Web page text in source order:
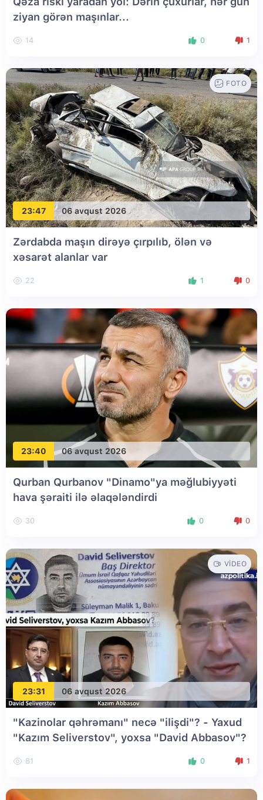
ziyan görən maşınlar...
14 0 1
23:47 06 avqust 2026
FOTO
Zərdabda maşın dirəyə çırpılıb, ölən və
xəsarət alanlar var
22 1 0
23:40 06 avqust 2026
Qurban Qurbanov "Dinamo"ya məğlubiyyəti
hava şəraiti ilə əlaqələndirdi
30 0 0
23:31 06 avqust 2026
VIDEO
"Kazinolar qəhrəmanı" necə "ilişdi"? - Yaxud
"Kazım Seliverstov", yoxsa "David Abbasov"?
81 0 1